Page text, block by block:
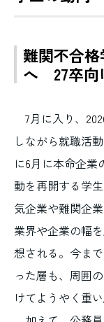
難関不合
へ 27卒向
7月に入り、
しながら就職活
に6月に本命企業
動を再開する学
気企業や難関企
業界や企業の幅
想される。今ま
った層も、周囲
けてようやく重